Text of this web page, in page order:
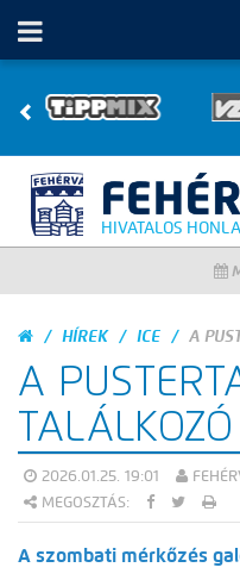
HIVATALOS
HÍREK ICE A
A
2026.01.25. 19:01
MEGOSZTÁS:
A szombati mérkőzés